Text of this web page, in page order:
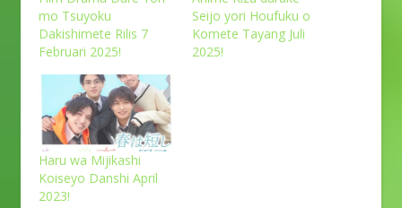
mo Tsuyoku
Dakishimete Rilis 7
Februari 2025!
Seijo yori Houfuku o
Komete Tayang Juli
2025!
Haru wa Mijikashi
Koiseyo Danshi April
2023!